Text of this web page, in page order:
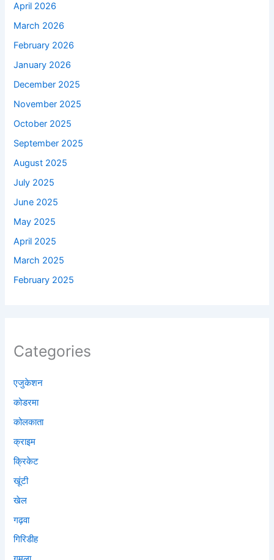
April 2026
March 2026
February 2026
January 2026
December 2025
November 2025
October 2025
September 2025
August 2025
July 2025
June 2025
May 2025
April 2025
March 2025
February 2025
Categories
एजुकेशन
कोडरमा
कोलकाता
क्राइम
क्रिकेट
खूंटी
खेल
गढ़वा
गिरिडीह